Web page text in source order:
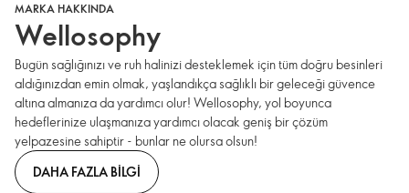
MARKA HAKKINDA
Wellosophy
Bugün sağlığınızı ve ruh halinizi desteklemek için tüm doğru besinleri
aldığınızdan emin olmak, yaşlandıkça sağlıklı bir geleceği güvence
altına almanıza da yardımcı olur! Wellosophy, yol boyunca
hedeflerinize ulaşmanıza yardımcı olacak geniş bir çözüm
yelpazesine sahiptir - bunlar ne olursa olsun!
DAHA FAZLA BILGI